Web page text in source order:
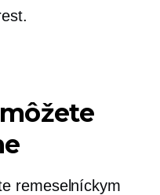
remeselníckym